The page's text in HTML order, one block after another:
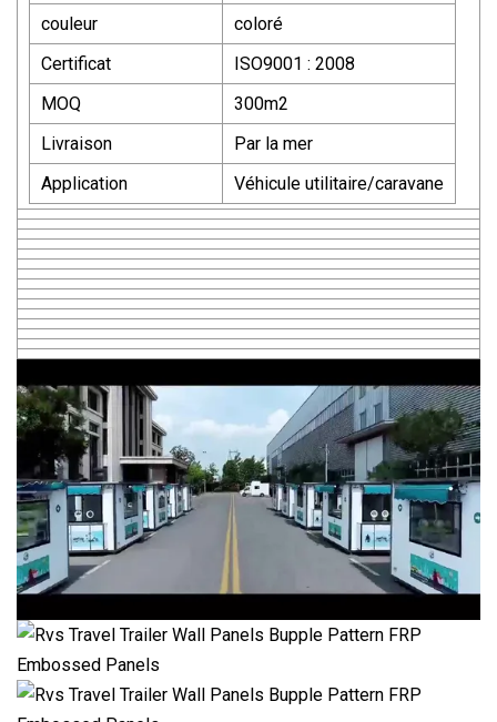
couleur
coloré
Certificat
ISO9001 : 2008
MOQ
300m2
Livraison
Par la mer
Application
Véhicule utilitaire/caravane